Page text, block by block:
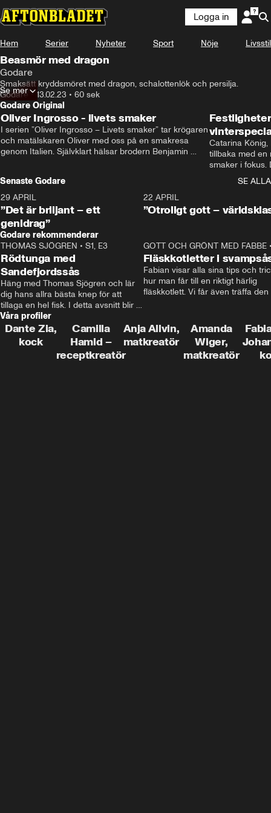
Logga in
Hem Serier Nyheter Sport Nöje Livsstil
Beasmör med dragon
Godare
Smaksätt kryddsmöret med dragon, schalottenlök och persilja.
Godare • 13.02.23 • 60 sek
Se mer
Godare Original
Oliver Ingrosso - livets smaker
I serien ”Oliver Ingrosso – Livets smaker” tar krögaren
och matälskaren Oliver med oss på en smakresa
genom Italien. Självklart hälsar brodern Benjamin
Catarina
tillbaka med en
smaker i fokus.
julfavoriter
Senaste Godare
SE ALLA
29 APRIL
”Det är briljant – ett
genidrag”
22 APRIL
”Otroligt gott –
Godare rekommenderar
THOMAS SJÖGREN • S1, E3
Rödtunga med
Sandefjordssås
Häng med Thomas Sjögren och lär
dig hans allra bästa knep för att
tillaga en hel fisk. I detta avsnitt blir
de helstekt rödtunga med
sandefjordssås och en magisk sallad
på pepparrot och äpple.
GOTT OCH GRÖNT MED FABBE
Fläskkotletter i
Fabian visar alla sina tips och
hur man får till en riktigt härlig
fläskkotlett. Vi får även träffa den
grisbonde på Gotland.
Våra profiler
Dante Zia,
kock
Camilla
Hamid –
receptkreatör
Anja Allvin,
matkreatör
Amanda
Wiger,
matkreatör